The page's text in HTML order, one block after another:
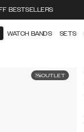
BESTSELLERS
WATCH BANDS SETS
OUTLET